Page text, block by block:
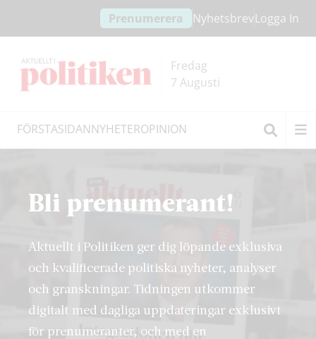
innehållet
headern
Prenumerera NyhetsbrevLogga In
Fredag
7 Augusti
FÖRSTASIDANNYHETEROPINION
Bli prenumerant!
Aktuellt i Politiken ger dig löpande exklusiva
och kvalificerade politiska nyheter, analyser
och granskningar. Tidningen utkommer
digitalt med dagliga uppdateringar exklusivt
för prenumeranter, och med en